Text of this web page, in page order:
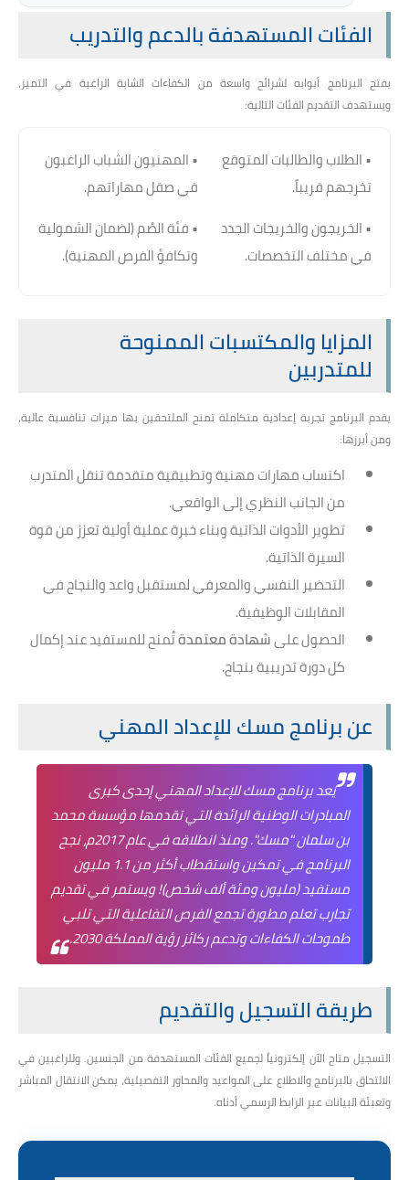
الفئات المستهدفة بالدعم والتدريب
يفتح البرنامج أبوابه لشرائح واسعة من الكفاءات الشابة الراغبة في التميز،
ويستهدف التقديم الفئات التالية:
• الطلاب والطالبات المتوقع
تخرجهم قريباً.
• الخريجون والخريجات الجدد
في مختلف التخصصات.
• المهنيون الشباب الراغبون
في صقل مهاراتهم.
• فئة الصُم (لضمان الشمولية
وتكافؤ الفرص المهنية).
المزايا والمكتسبات الممنوحة
للمتدربين
يقدم البرنامج تجربة إعدادية متكاملة تمنح الملتحقين بها ميزات تنافسية عالية،
ومن أبرزها:
اكتساب مهارات مهنية وتطبيقية متقدمة تنقل المتدرب
من الجانب النظري إلى الواقعي.
تطوير الأدوات الذاتية وبناء خبرة عملية أولية تعزز من قوة
السيرة الذاتية.
التحضير النفسي والمعرفي لمستقبل واعد والنجاح في
المقابلات الوظيفية.
الحصول علىشهادة معتمدةتُمنح للمستفيد عند إكمال
كل دورة تدريبية بنجاح.
عن برنامج مسك للإعداد المهني
يُعد برنامج مسك للإعداد المهني إحدى كبرى
المبادرات الوطنية الرائدة التي تقدمها مؤسسة محمد
بن سلمان "مسك". ومنذ انطلاقه في عام 2017م، نجح
البرنامج في تمكين واستقطاب أكثر من 1.1 مليون
مستفيد (مليون ومئة ألف شخص)! ويستمر في تقديم
تجارب تعلم مطورة تجمع الفرص التفاعلية التي تلبي
طموحات الكفاءات وتدعم ركائز رؤية المملكة 2030.
طريقة التسجيل والتقديم
التسجيل متاح الآن إلكترونياً لجميع الفئات المستهدفة من الجنسين. وللراغبين في
الالتحاق بالبرنامج والاطلاع على المواعيد والمحاور التفصيلية، يمكن الانتقال المباشر
وتعبئة البيانات عبر الرابط الرسمي أدناه.